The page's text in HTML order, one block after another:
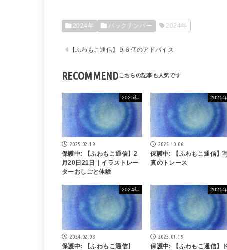
2024年 バックナンバー 2024年
【ふわもこ通信】９６個のアドバイス
RECOMMEND
2025年
2025.02.19
保護中: 【ふわもこ通信】2
月20日21日｜イラストレー
ターおしごと体験
2025
2025.10.06
保護中: 【ふわもこ通信】
真のトレース
2024年
2024.02.08
保護中: 【ふわもこ通信】
2025
2025.01.19
保護中: 【ふわもこ通信】